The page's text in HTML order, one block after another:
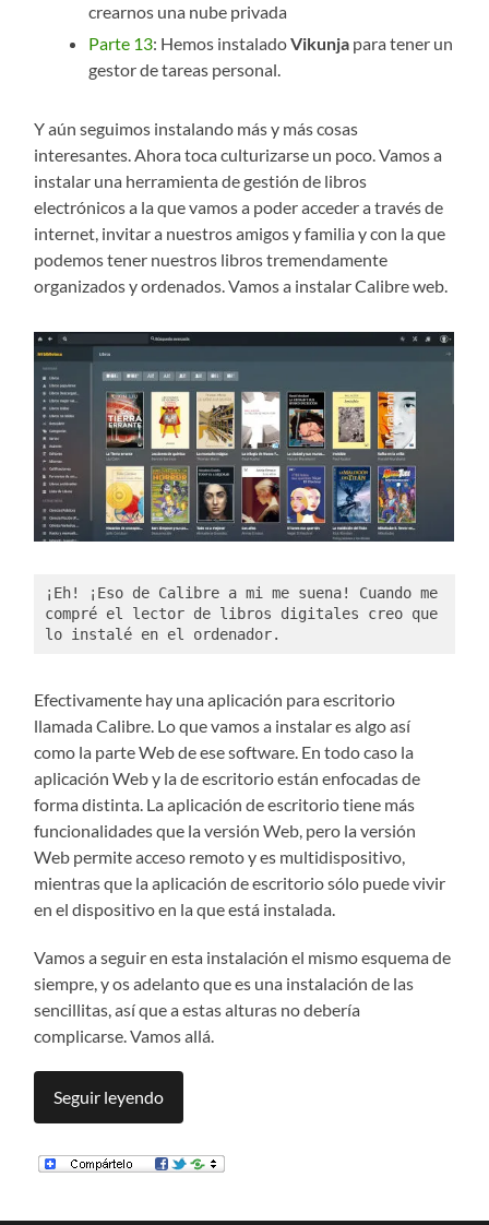
crearnos una nube privada
Parte 13: Hemos instaladoVikunja para tener un
gestor de tareas personal.
Y aún seguimos instalando más y más cosas
interesantes. Ahora toca culturizarse un poco. Vamos a
instalar una herramienta de gestión de libros
electrónicos a la que vamos a poder acceder a través de
internet, invitar a nuestros amigos y familia y con la que
podemos tener nuestros libros tremendamente
organizados y ordenados. Vamos a instalar Calibre web.
¡Eh! ¡Eso de Calibre a mi me suena! Cuando me
compré el lector de libros digitales creo que
lo instalé en el ordenador.
Efectivamente hay una aplicación para escritorio
llamada Calibre. Lo que vamos a instalar es algo así
como la parte Web de ese software. En todo caso la
aplicación Web y la de escritorio están enfocadas de
forma distinta. La aplicación de escritorio tiene más
funcionalidades que la versión Web, pero la versión
Web permite acceso remoto y es multidispositivo,
mientras que la aplicación de escritorio sólo puede vivir
en el dispositivo en la que está instalada.
Vamos a seguir en esta instalación el mismo esquema de
siempre, y os adelanto que es una instalación de las
sencillitas, así que a estas alturas no debería
complicarse. Vamos allá.
Seguir leyendo